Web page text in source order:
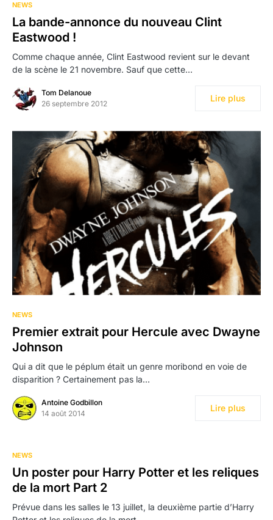
NEWS
La bande-annonce du nouveau Clint
Eastwood !
Comme chaque année, Clint Eastwood revient sur le devant
de la scène le 21 novembre. Sauf que cette…
Tom Delanoue
26 septembre 2012
Lire plus
NEWS
Premier extrait pour Hercule avec Dwayne
Johnson
Qui a dit que le péplum était un genre moribond en voie de
disparition ? Certainement pas la…
Antoine Godbillon
14 août 2014
Lire plus
NEWS
Un poster pour Harry Potter et les reliques
de la mort Part 2
Prévue dans les salles le 13 juillet, la deuxième partie d’Harry